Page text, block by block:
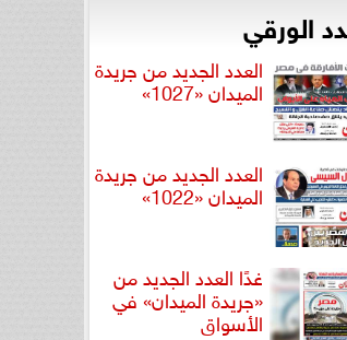
الورقي
العدد الجديد من جريدة
الميدان «1027»
العدد الجديد من جريدة
الميدان «1022»
غدًا العدد الجديد من
«جريدة الميدان» في
الأسواق